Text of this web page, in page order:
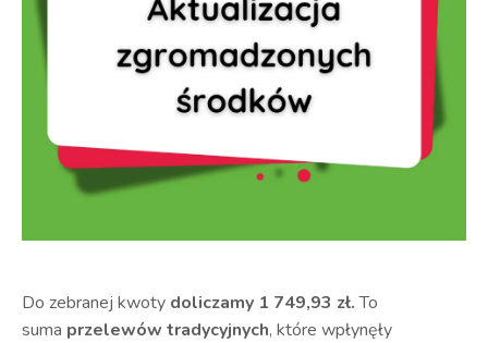
Do zebranej kwoty doliczamy 1 749,93 zł.To
suma przelewów tradycyjnych, które wpłynęły